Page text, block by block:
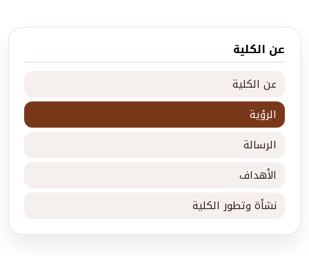
عن الكلية
عن الكلية
الرؤية
الرسالة
الأهداف
نشأة وتطور الكلية